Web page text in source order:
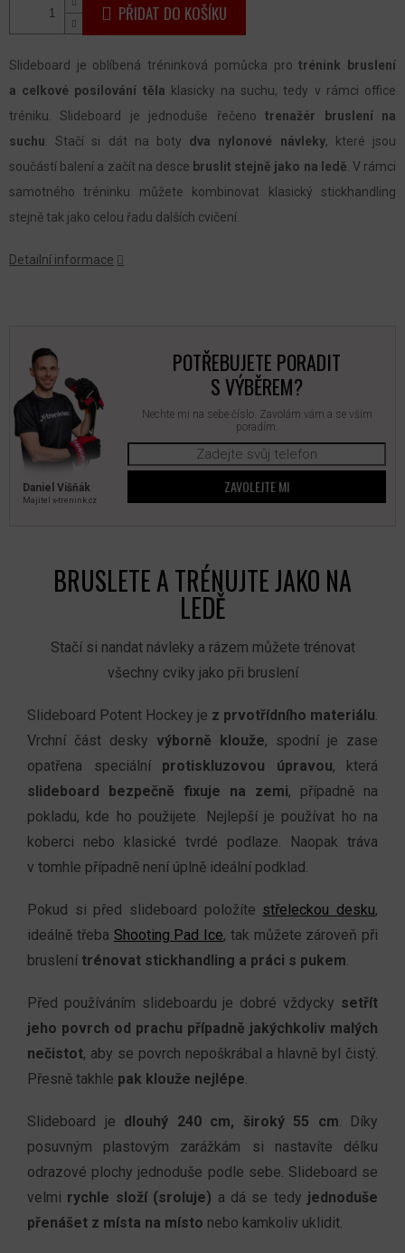
PŘIDAT DO KOŠÍKU
Slideboard je oblíbená tréninková pomůcka pro trénink bruslení
a celkové posilování těla klasicky na suchu, tedy v rámci office
tréniku. Slideboard je jednoduše řečeno trenažér bruslení na
suchu . Stačí si dát na boty dva nylonové návleky, které jsou
součástí balení a začít na desce bruslit stejně jako na ledě . V rámci
samotného tréninku můžete kombinovat klasický stickhandling
stejně tak jako celou řadu dalších cvičení.
Detailní informace
Daniel Višňák
Majitel x‑trenink.cz
POTŘEBUJETE PORADIT
S VÝBĚREM?
Nechte mi na sebe číslo. Zavolám vám a se vším
poradím.
ZAVOLEJTE MI
BRUSLETE A TRÉNUJTE JAKO NA
LEDĚ
Stačí si nandat návleky a rázem můžete trénovat
všechny cviky jako při bruslení
Slideboard Potent Hockey je z prvotřídního materiálu.
Vrchní část desky výborně klouže, spodní je zase
opatřena speciální protiskluzovou úpravou, která
slideboard
bezpečně fixuje na zemi, případně na
pokladu, kde ho použijete. Nejlepší je používat ho na
koberci nebo klasické tvrdé podlaze. Naopak tráva
v tomhle případně není úplně ideální podklad.
Pokud si před slideboard položíte střeleckou desku,
ideálně třeba Shooting Pad Ice, tak můžete zároveň při
bruslení trénovat stickhandling a práci s pukem.
Před používáním slideboardu je dobré vždycky setřít
jeho povrch od prachu případně jakýchkoliv malých
nečistot, aby se povrch nepoškrábal a hlavně byl čistý.
Přesně takhle pak klouže nejlépe.
Slideboard je dlouhý 240 cm, široký 55 cm. Díky
posuvným plastovým zarážkám si nastavíte délku
odrazové plochy jednoduše podle sebe. Slideboard se
velmi rychle složí (sroluje) a dá se tedy jednoduše
přenášet z místa na místo nebo kamkoliv uklidit.